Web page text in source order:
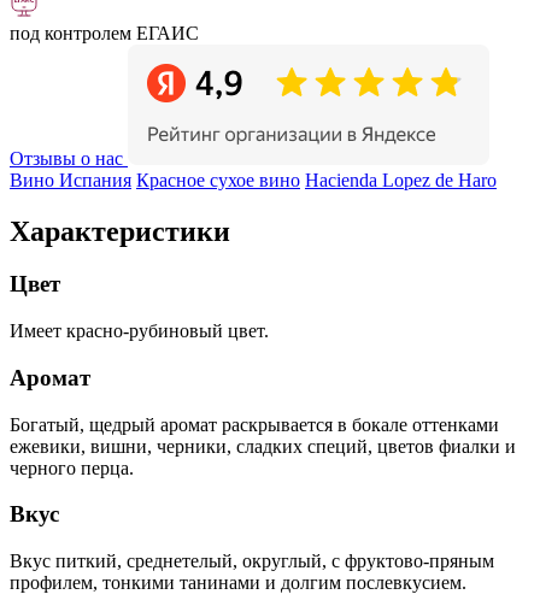
под контролем ЕГАИС
Отзывы о нас
Вино Испания Красное сухое вино Hacienda Lopez de Haro
Характеристики
Цвет
Имеет красно-рубиновый цвет.
Аромат
Богатый, щедрый аромат раскрывается в бокале оттенками
ежевики, вишни, черники, сладких специй, цветов фиалки и
черного перца.
Вкус
Вкус питкий, среднетелый, округлый, с фруктово-пряным
профилем, тонкими танинами и долгим послевкусием.